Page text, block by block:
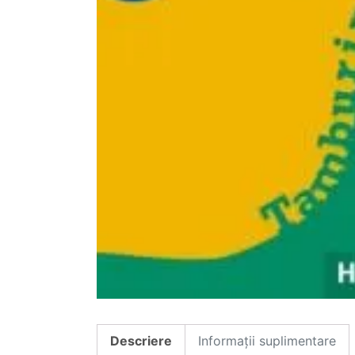
Descriere Informații suplimentare